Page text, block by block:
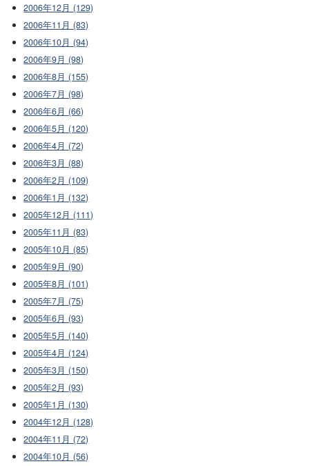
2006年12月 (129)
2006年11月 (83)
2006年10月 (94)
2006年9月 (98)
2006年8月 (155)
2006年7月 (98)
2006年6月 (66)
2006年5月 (120)
2006年4月 (72)
2006年3月 (88)
2006年2月 (109)
2006年1月 (132)
2005年12月 (111)
2005年11月 (83)
2005年10月 (85)
2005年9月 (90)
2005年8月 (101)
2005年7月 (75)
2005年6月 (93)
2005年5月 (140)
2005年4月 (124)
2005年3月 (150)
2005年2月 (93)
2005年1月 (130)
2004年12月 (128)
2004年11月 (72)
2004年10月 (56)